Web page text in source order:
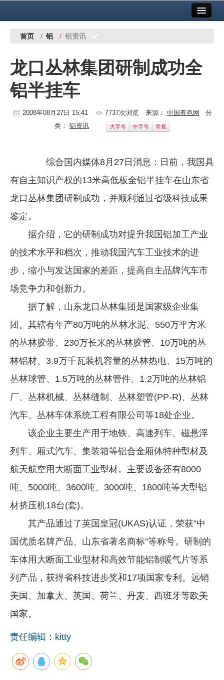
中国有色金属报社主办 广告服务
铜镍铅锌
铝
稀有稀土
镁钛
地矿 建设
党建工作
企业文化
《资源再生》杂志
数字报
首页 / 铝 / 铝资讯
龙口丛林集团研制成功全
铝半挂车
2008年08月27日 15:41 7737次浏览 来源： 中国有色网 分
类： 铝资讯 大字号 中字号 常规
综合国内媒体8月27日消息：日前，我国具
有自主知识产权的13米高低板全铝半挂车在山东省
龙口丛林集团研制成功，并顺利通过省级科技成果
鉴定。
据介绍，它的研制成功对提升我国铝加工产业
的技术水平和档次，推动我国汽车工业技术的进
步，缩小与发达国家的差距，提高自主品牌汽车市
场竞争力和创新力。
据了解，山东龙口丛林集团是国家级企业集
团。其辖有年产80万吨的丛林水泥、550万平方米
的丛林胶带、230万长米的丛林胶管、10万吨的丛
林铝材、3.9万千瓦装机容量的丛林热电、15万吨的
丛林球管、1.5万吨的丛林管件、1.2万吨的丛林铝
厂、丛林机械、丛林缝制、丛林塑管(PP-R)、丛林
汽车、丛林车体系统工程有限公司等18处企业。
该企业主要生产用于地铁、高速列车、磁悬浮
列车、厢式汽车、集装箱等铝合金厢体特种型材及
航天航空用大断面工业型材。主要设备还有8000
吨、5000吨、3600吨、3000吨、1800吨等大型铝
材挤压机18台(套)。
其产品通过了英国皇冠(UKAS)认证，荣获“中
国优质名牌产品、山东省著名商标”等称号。研制的
车体用大断面工业型材和高效节能铝制暖气片等系
列产品，获得省科技进步奖和17项国家专利。远销
美国、加拿大、英国、荷兰、丹麦、西班牙等欧美
国家。
责任编辑：kitty